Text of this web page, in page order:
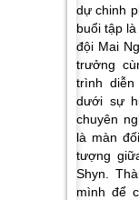
dự chinh
buổi tập
đội Mai
trưởng
trình diễn
dưới sự
chuyên
là màn
tượng
Shyn.
mình để